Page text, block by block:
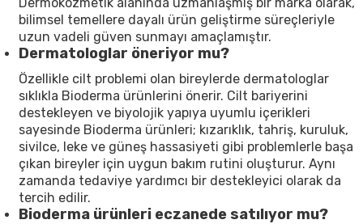
bilimsel temellere dayalı ürün geliştirme süreçleriyle
uzun vadeli güven sunmayı amaçlamıştır.
Dermatologlar öneriyor mu?
Özellikle cilt problemi olan bireylerde dermatologlar
sıklıkla Bioderma ürünlerini önerir. Cilt bariyerini
destekleyen ve biyolojik yapıya uyumlu içerikleri
sayesinde Bioderma ürünleri; kızarıklık, tahriş, kuruluk,
sivilce, leke ve güneş hassasiyeti gibi problemlerle başa
çıkan bireyler için uygun bakım rutini oluşturur. Aynı
zamanda tedaviye yardımcı bir destekleyici olarak da
tercih edilir.
Bioderma ürünleri eczanede satılıyor mu?